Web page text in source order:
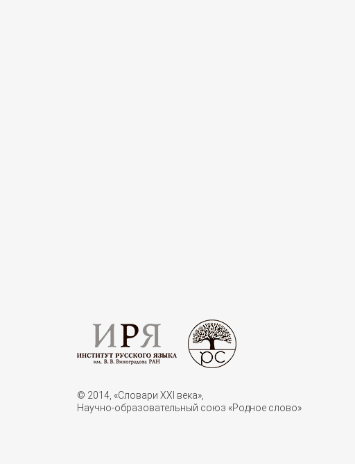
© 2014, «Словари XXI векa»,
Научно-образовательный союз «Родное слово»